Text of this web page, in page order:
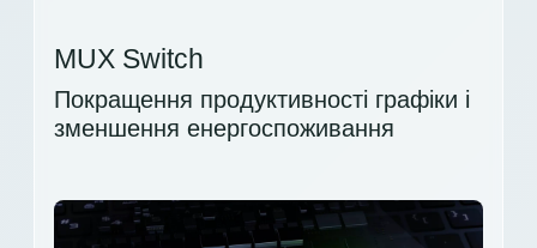
MUX Switch
Покращення продуктивності графіки і
зменшення енергоспоживання